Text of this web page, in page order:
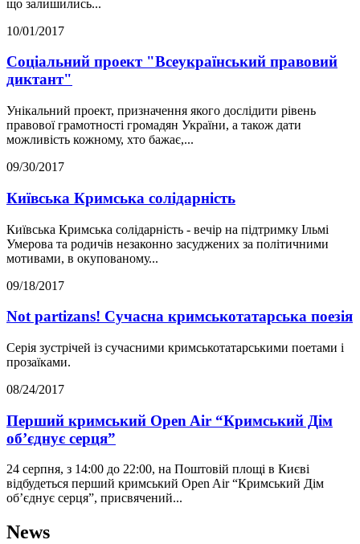
що залишились...
10/01/2017
Соціальний проект "Всеукраїнський правовий
диктант"
Унікальний проект, призначення якого дослідити рівень
правової грамотності громадян України, а також дати
можливість кожному, хто бажає,...
09/30/2017
Київська Кримська солідарність
Київська Кримська солідарність - вечір на підтримку Ільмі
Умерова та родичів незаконно засуджених за політичними
мотивами, в окупованому...
09/18/2017
Not partizans! Сучасна кримськотатарська поезія
Серія зустрічей із сучасними кримськотатарськими поетами і
прозаїками.
08/24/2017
Перший кримський Open Air “Кримський Дім
об’єднує серця”
24 серпня, з 14:00 до 22:00, на Поштовій площі в Києві
відбудеться перший кримський Open Air “Кримський Дім
об’єднує серця”, присвячений...
News